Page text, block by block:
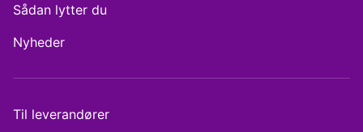
Sådan lytter du
Nyheder
Til leverandører